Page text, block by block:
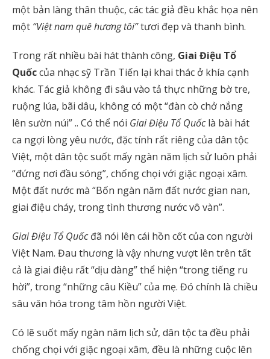
một bản làng thân thuộc, các tác giả đều khắc họa nên
một “Việt nam quê hương tôi”tươi đẹp và thanh bình.
Trong rất nhiều bài hát thành công, Giai Điệu Tổ
Quốccủa nhạc sỹ Trần Tiến lại khai thác ở khía cạnh
khác. Tác giả không đi sâu vào tả thực những bờ tre,
ruộng lúa, bãi dâu, không có một “đàn cò chở nắng
lên sườn núi” .. Có thể nói Giai Điệu Tổ Quốclà bài hát
ca ngợi lòng yêu nước, đặc tính rất riêng của dân tộc
Việt, một dân tộc suốt mấy ngàn năm lịch sử luôn phải
“đứng nơi đầu sóng”, chống chọi với giặc ngoại xâm.
Một đất nước mà “Bốn ngàn năm đất nước gian nan,
giai điệu cháy, trong tình thương nước vô vàn”.
Giai Điệu Tổ Quốcđã nói lên cái hồn cốt của con người
Việt Nam. Đau thương là vậy nhưng vượt lên trên tất
cả là giai điệu rất “dịu dàng” thể hiện “trong tiếng ru
hời”, trong “những câu Kiều” của mẹ. Đó chính là chiều
sâu văn hóa trong tâm hồn người Việt.
Có lẽ suốt mấy ngàn năm lịch sử, dân tộc ta đều phải
chống chọi với giặc ngoại xâm, đều là những cuộc lên